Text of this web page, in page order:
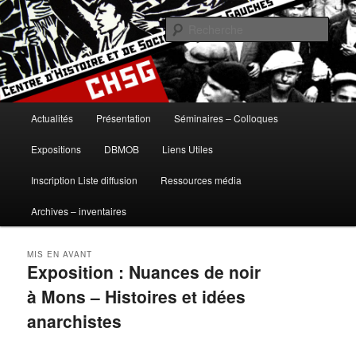
Aller
au
contenu
principal
Aller
au
contenu
secondaireCentre d'Histoire et de Sociologie
des Gauches
histoire, gauches, gauche, communisme, syndicalisme, ouvrier, socialisme,
trotskysme, anarchisme, mouvement, emancipation, ULB
principal
Actualités Présentation Séminaires – Colloques
Expositions DBMOB Liens Utiles
Inscription Liste diffusion Ressources média
Archives – inventaires
Exposition : Nuances de noir
à Mons – Histoires et idées
anarchistes
MIS EN AVANT